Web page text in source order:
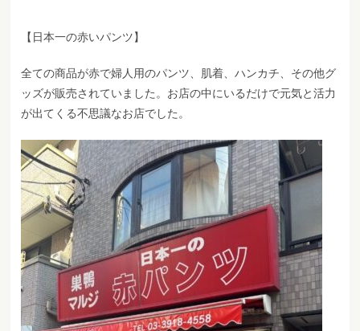
【日本一の赤いパンツ】
全ての商品が赤で婦人用のパンツ、肌着、ハンカチ、その他グ
ッズが販売されていました。お店の中にいるだけで元気と活力
が出てくる不思議なお店でした。